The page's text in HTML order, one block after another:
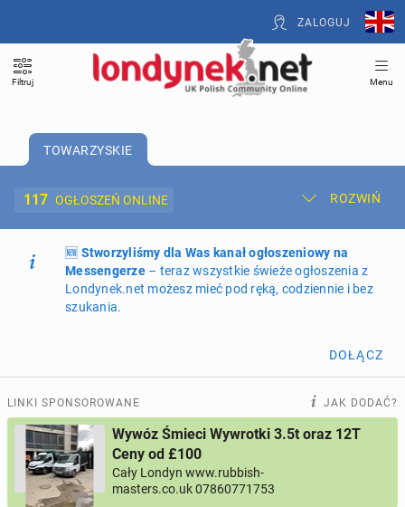
ZALOGUJ
Filtruj Menu
TOWARZYSKIE
117 OGŁOSZEŃ ONLINE ROZWIŃ
Dodaj ogłoszenie Moje ogłoszenia
Oferta i cennik ogłoszeń
ogłoszenia online
PROFILE KANDYDATÓW 305profili online
USŁUGI 166
🆕 Stworzyliśmy dla Was kanał ogłoszeniowy na
Messengerze– teraz wszystkie świeże ogłoszenia z
Londynek.net możesz mieć pod ręką, codziennie i bez
szukania.
DOŁĄCZ
LINKI SPONSOROWANE JAK DODAĆ?
Wywóz Śmieci Wywrotki 3.5t oraz 12T
Ceny od £100
Cały Londyn www.rubbish-
masters.co.uk 07860771753